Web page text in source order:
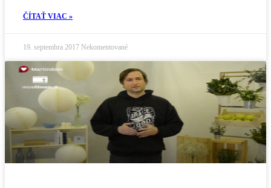
ČÍTAŤ VIAC »
19. septembra 2017 Nekomentované